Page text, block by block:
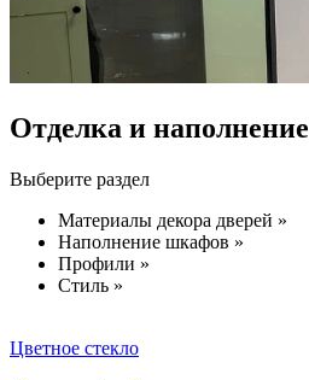
Отделка и наполнение
Выберите раздел
Материалы декора дверей »
Наполнение шкафов »
Профили »
Стиль »
Цветное стекло